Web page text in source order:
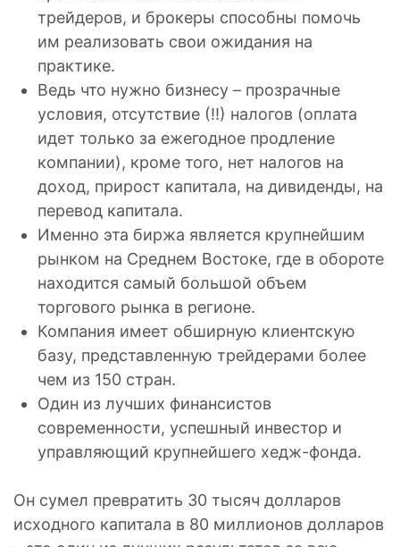
трейдеров, и брокеры способны помочь
им реализовать свои ожидания на
практике.
Ведь что нужно бизнесу – прозрачные
условия, отсутствие (!!) налогов (оплата
идет только за ежегодное продление
компании), кроме того, нет налогов на
доход, прирост капитала, на дивиденды, на
перевод капитала.
Именно эта биржа является крупнейшим
рынком на Среднем Востоке, где в обороте
находится самый большой объем
торгового рынка в регионе.
Компания имеет обширную клиентскую
базу, представленную трейдерами более
чем из 150 стран.
Один из лучших финансистов
современности, успешный инвестор и
управляющий крупнейшего хедж-фонда.
Он сумел превратить 30 тысяч долларов
исходного капитала в 80 миллионов долларов